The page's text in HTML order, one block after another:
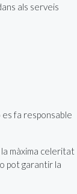
als serveis
fa responsable
màxima celeritat
pot garantir la